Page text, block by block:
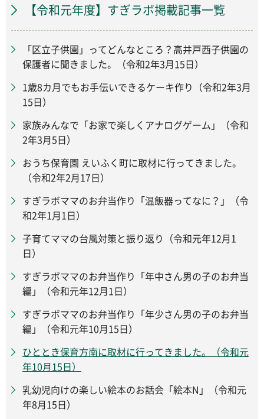
【令和元年度】すぎラボ掲載記事一覧
「区立子供園」ってどんなところ？高井戸西子供園の
保護者に聞きました。（令和2年3月15日）
1歳8カ月でもお手伝いできるケーキ作り（令和2年3月
15日）
家族みんなで「お家で楽しくアナログゲーム」（令和
2年3月5日）
おうち保育園 えいふく町に取材に行ってきました。
（令和2年2月17日）
すぎラボママのお弁当作り「温飯器ってなに？」（令
和2年1月1日）
子育てママの台風対策と振り返り（令和元年12月1
日）
すぎラボママのお弁当作り「年中さん男の子のお弁当
編」（令和元年12月1日）
すぎラボママのお弁当作り「年少さん男の子のお弁当
編」（令和元年10月15日）
ひととき保育方南に取材に行ってきました。（令和元
年10月15日）
乳幼児向けの楽しい絵本のお話会「絵本N」（令和元
年8月15日）